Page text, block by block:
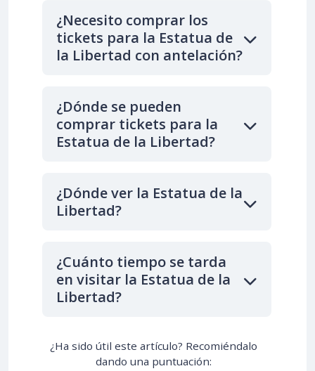
¿Necesito comprar los
tickets para la Estatua de
la Libertad con antelación?
¿Dónde se pueden
comprar tickets para la
Estatua de la Libertad?
¿Dónde ver la Estatua de la
Libertad?
¿Cuánto tiempo se tarda
en visitar la Estatua de la
Libertad?
¿Ha sido útil este artículo? Recomiéndalo
dando una puntuación: